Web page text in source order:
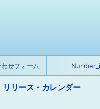
せフォーム Number_i
リリース・カレンダー